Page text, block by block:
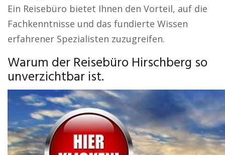
Ein Reisebüro bietet Ihnen den Vorteil, auf die
Fachkenntnisse und das fundierte Wissen
erfahrener Spezialisten zuzugreifen.
Warum der Reisebüro Hirschberg so
unverzichtbar ist.